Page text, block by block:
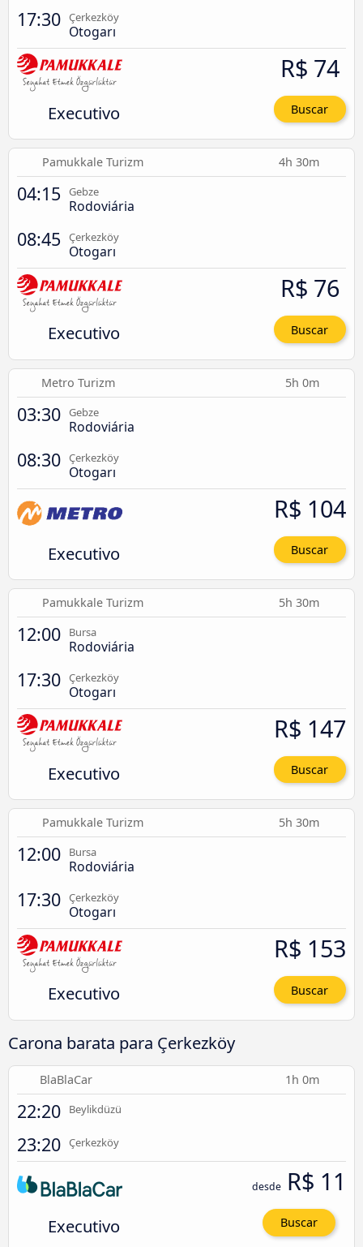
17:30 Çerkezköy
Otogarı
Executivo
R$ 74
Buscar
Pamukkale Turizm 4h 30m
04:15 Gebze
Rodoviária
08:45 Çerkezköy
Otogarı
Executivo
R$ 76
Buscar
Metro Turizm 5h 0m
03:30 Gebze
Rodoviária
08:30 Çerkezköy
Otogarı
Executivo
R$ 104
Buscar
Pamukkale Turizm 5h 30m
12:00 Bursa
Rodoviária
17:30 Çerkezköy
Otogarı
Executivo
R$ 147
Buscar
Pamukkale Turizm 5h 30m
12:00 Bursa
Rodoviária
17:30 Çerkezköy
Otogarı
Executivo
R$ 153
Buscar
Carona barata para Çerkezköy
BlaBlaCar 1h 0m
22:20 Beylikdüzü
23:20 Çerkezköy
Executivo
desde R$ 11
Buscar